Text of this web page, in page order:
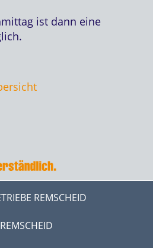
ist dann eine
REMSCHEID